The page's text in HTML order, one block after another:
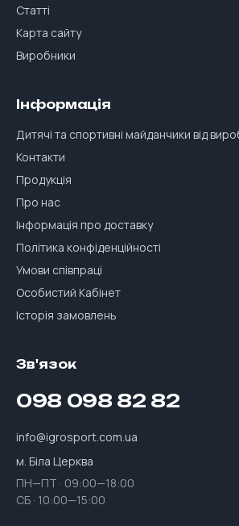
Статті
Карта сайту
Виробники
Інформація
Дитячі та спортивні майданчики від
Контакти
Продукція
Про нас
Інформація про доставку
Політика конфіденційності
Умови співпраці
Особистий Кабінет
Історія замовлень
Зв'язок
098 098 82 82
info@igrosport.com.ua
м. Біла Церква
ПН—ПТ · 09:00—18:00
СБ · 10:00—15:00